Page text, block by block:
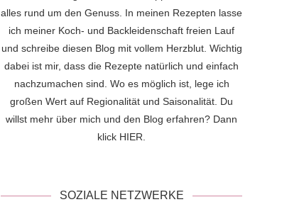
alles rund um den Genuss. In meinen Rezepten lasse
ich meiner Koch- und Backleidenschaft freien Lauf
und schreibe diesen Blog mit vollem Herzblut. Wichtig
dabei ist mir, dass die Rezepte natürlich und einfach
nachzumachen sind. Wo es möglich ist, lege ich
großen Wert auf Regionalität und Saisonalität. Du
willst mehr über mich und den Blog erfahren? Dann
klick HIER
SOZIALE NETZWERKE